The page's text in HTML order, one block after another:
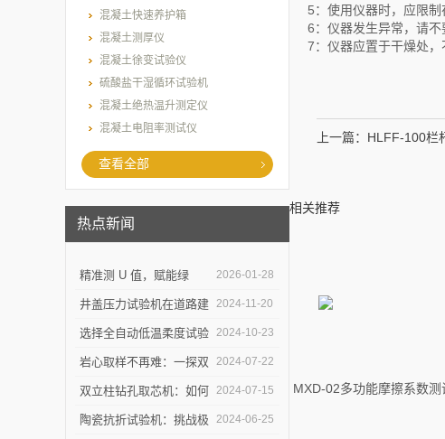
混凝土快速养护箱
混凝土测厚仪
混凝土徐变试验仪
硫酸盐干湿循环试验机
混凝土绝热温升测定仪
混凝土电阻率测试仪
查看全部
热点新闻
精准测 U 值，赋能绿
建：上海乐傲的传热系数
测量仪守护建筑节能底线
2026-01-28
井盖压力试验机在道路建
设中的作用是什么？
2024-11-20
选择全自动低温柔度试验
仪，需要注意哪些事项？
2024-10-23
岩心取样不再难：一探双
立柱钻孔取芯机的奥秘
2024-07-22
双立柱钻孔取芯机：如何
提高地质取样的精确度与
2024-07-15
陶瓷抗折试验机：挑战极 2024-06-25
5：使用仪器时，应限制
6：仪器发生异常，请不
7：仪器应置于干燥处，
上一篇： HLFF-100栏
相关推荐
MXD-02多功能摩擦系数测